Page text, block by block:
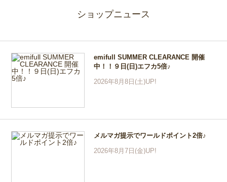
ショップニュース
emifull SUMMER CLEARANCE 開催
中！！９日(日)エフカ5倍♪
2026年8月8日(土)UP!
メルマガ提示でワールドポイント2倍♪
2026年8月7日(金)UP!